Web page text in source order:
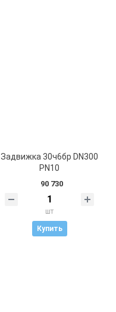
Задвижка 30ч6бр DN300
PN10
90 730
шт
Купить